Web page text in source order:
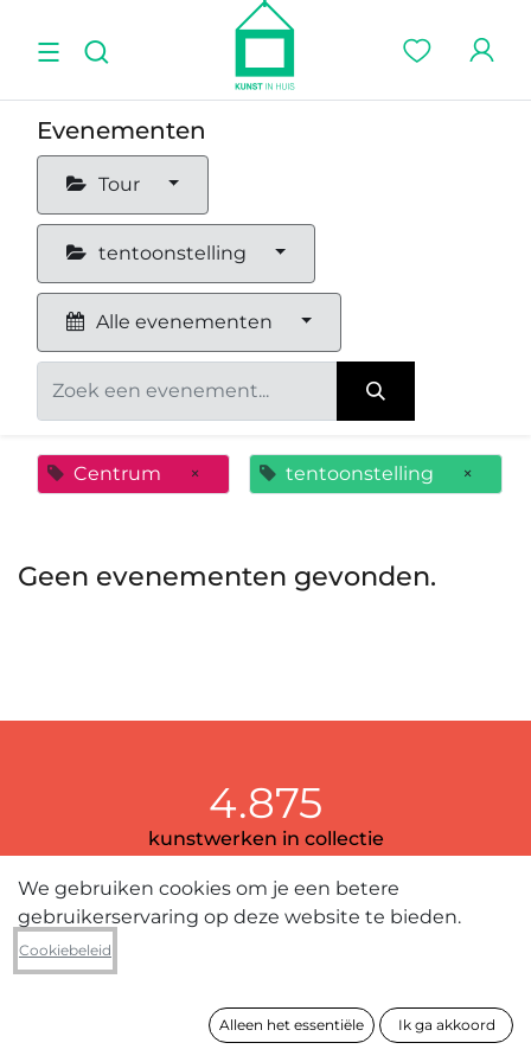
Evenementen
Tour
tentoonstelling
Alle evenementen
Centrum × tentoonstelling ×
Geen evenementen gevonden.
4.875
kunstwerken in collectie
389
We gebruiken cookies om je een betere
gebruikerservaring op deze website te bieden.
Cookiebeleid
Alleen het essentiële Ik ga akkoord